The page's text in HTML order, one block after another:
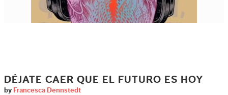
DÉJATE CAER QUE EL FUTURO ES HOY
by Francesca Dennstedt